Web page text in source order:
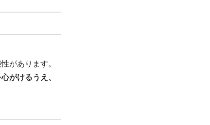
があります。
がけるうえ、